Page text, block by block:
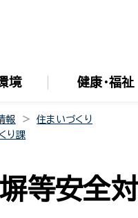
境 健康・福祉
報
住まいづくり
り課
等安全